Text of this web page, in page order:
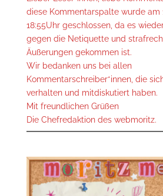
diese Kommentarspalte wurde am
18:55Uhr geschlossen, da es
gegen die Netiquette und
Äußerungen gekommen ist.
Wir bedanken uns bei allen
Kommentarschreiber*innen, die
verhalten und mitdiskutiert haben.
Mit freundlichen Grüßen
Die Chefredaktion des webmoritz.